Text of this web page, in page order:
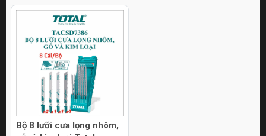
Bộ 8 lưỡi cưa lọng nhôm,